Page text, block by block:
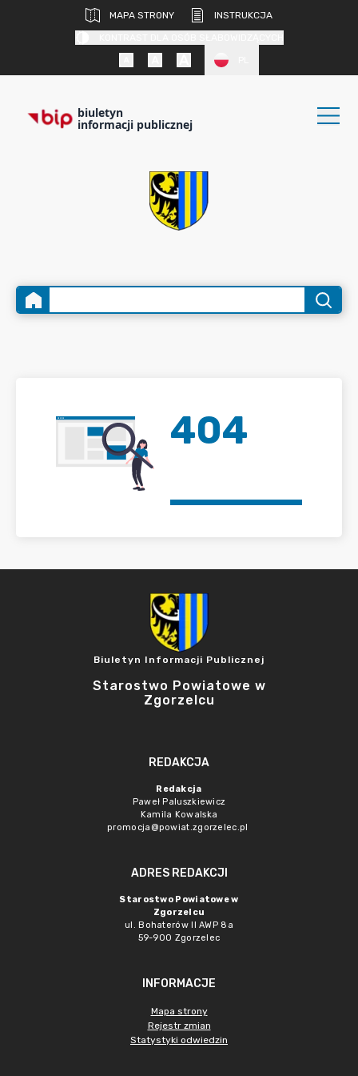
MAPA STRONY
INSTRUKCJA
biuletyn
informacji publicznej
404
Biuletyn Informacji Publicznej
Starostwo Powiatowe w
Zgorzelcu
REDAKCJA
Redakcja
Paweł Paluszkiewicz
Kamila Kowalska
promocja@powiat.zgorzelec.pl
ADRES REDAKCJI
Starostwo Powiatowe w
Zgorzelcu
ul. Bohaterów II AWP 8a
59-900 Zgorzelec
INFORMACJE
Mapa strony
Rejestr zmian
Statystyki odwiedzin